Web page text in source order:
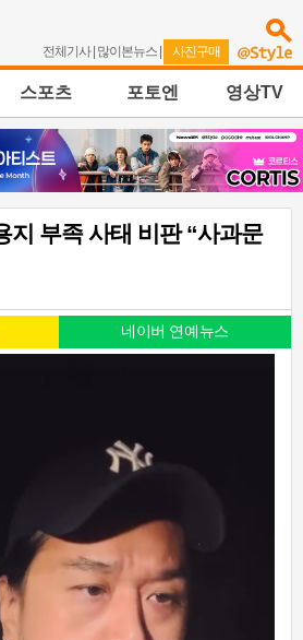
전체기사| 많이본뉴스 | 사진구매
스포츠 포토엔 영상TV
지 부족 사태 비판 “사과문
네이버 연예뉴스